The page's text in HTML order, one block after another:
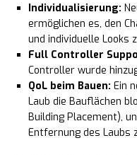
Individualisierung:
ermöglichen es, den
und individuelle Looks
Full Controller
Controller wurde
QoL beim Bauen: Ein
Laub die Bauflächen
Building Placement),
Entfernung des Laubs